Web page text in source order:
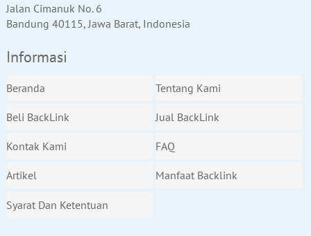
Jalan Cimanuk No. 6
Bandung 40115, Jawa Barat, Indonesia
Informasi
Beranda Tentang Kami
Beli BackLink Jual BackLink
Kontak Kami FAQ
Artikel Manfaat Backlink
Syarat Dan Ketentuan